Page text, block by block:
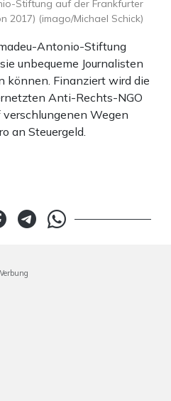
Antonio-Stiftung
unbequeme Journalisten
können. Finanziert wird die
Anti-Rechts-NGO
verschlungenen Wegen
an Steuergeld.
Stiftung auf der Frankfurter
2017) (imago/Michael Schick)